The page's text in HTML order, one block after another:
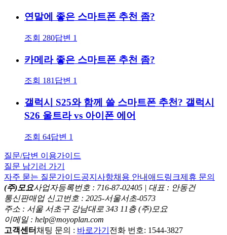
연말에 좋은 스마트폰 추천 좀?
조회 280답변 1
카메라 좋은 스마트폰 추천 좀?
조회 181답변 1
갤럭시 S25와 함께 쓸 스마트폰 추천? 갤럭시
S26 울트라 vs 아이폰 에어
조회 64답변 1
질문/답변 이용가이드
질문 남기러 가기
자주 묻는 질문가이드공지사항채용 안내 애드링크제휴 문의
(주)모요사업자등록번호 : 716-87-02405 | 대표 : 안동건
통신판매업 신고번호 : 2025-서울서초-0573
주소 : 서울 서초구 강남대로 343 11층 (주)모요
이메일 : help@moyoplan.com
고객센터 채팅 문의 : 바로가기 전화 번호: 1544-3827